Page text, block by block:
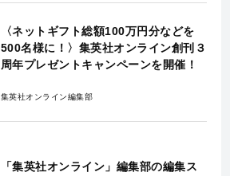
〈ネットギフト総額100万円分などを
500名様に！〉集英社オンライン創刊３
周年プレゼントキャンペーンを開催！
集英社オンライン編集部
「集英社オンライン」編集部の編集ス